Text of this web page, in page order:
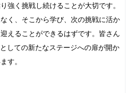
強く挑戦し続けることが大切です。
く、そこから学び、次の挑戦に活か
えることができるはずです。皆さん
しての新たなステージへの扉が開か
す。